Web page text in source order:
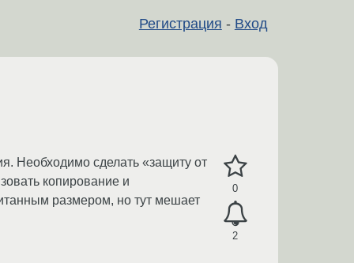
Регистрация - Вход
0
2
Необходимо сделать «защиту от
копирование и
размером, но тут мешает